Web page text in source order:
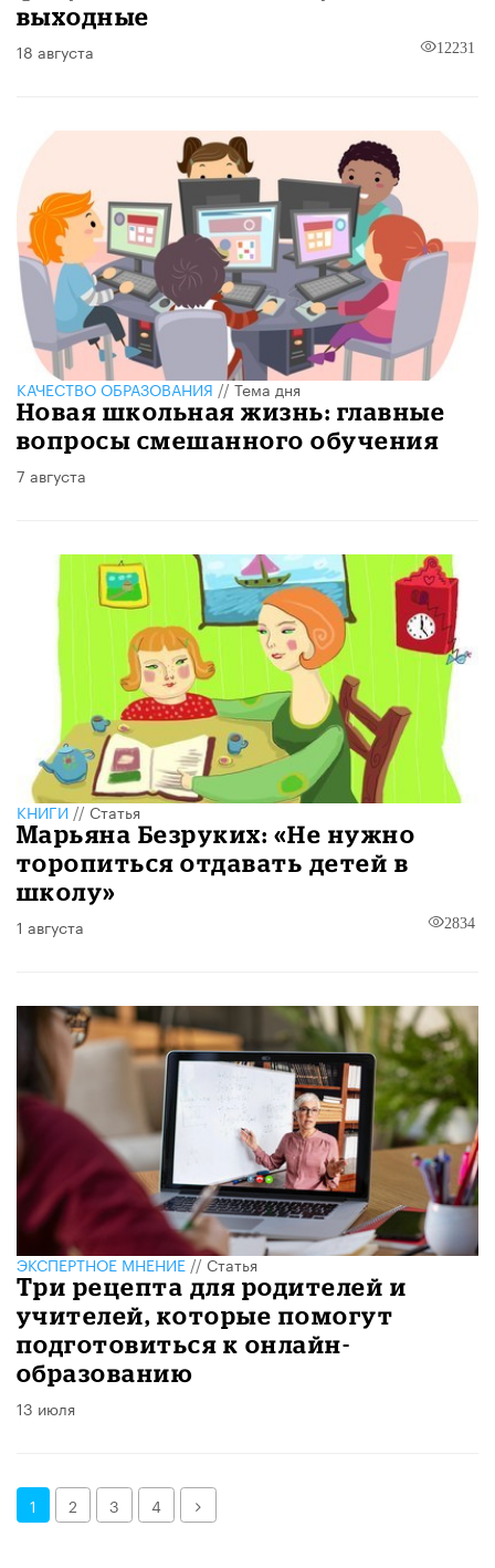
выходные
18 августа 12231
КАЧЕСТВО ОБРАЗОВАНИЯ//Тема дня
Новая школьная жизнь: главные
вопросы смешанного обучения
7 августа
КНИГИ//Статья
Марьяна Безруких: «Не нужно
торопиться отдавать детей в
школу»
1 августа 2834
ЭКСПЕРТНОЕ МНЕНИЕ//Статья
Три рецепта для родителей и
учителей, которые помогут
подготовиться к онлайн-
образованию
13 июля
1 2 3 4 Далее